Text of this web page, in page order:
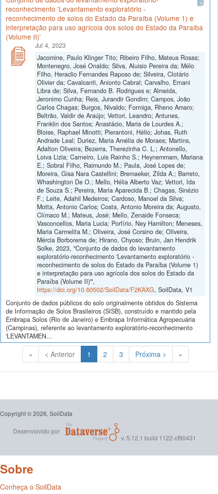
reconhecimento 'Levantamento exploratório -
reconhecimento de solos do Estado da Paraíba (Volume 1) e
interpretação para uso agrícola dos solos do Estado da Paraíba
(Volume II)'
Jul 4, 2023
Jacomine, Paulo Klinger Tito; Ribeiro Filho, Mateus Rosas;
Montenegro, José Onaldo; Silva, Aluisio Pereira da; Mélo
Filho, Heraclio Fernandes Raposo de; Silveira, Clotário
Olivier da; Cavalcanti, Anionto Cabral; Carvalho, Ernani
Libra de; Silva, Fernando B. Rodrigues e; Almeida,
Jeronimo Cunha; Reis, Jurandir Gondim; Campos, João
Carlos Chagas; Burgos, Nivaldo; Formiga, Rheno Amaro;
Beltrão, Valdir de Araújo; Vettori, Leandro; Antunes,
Franklin dos Santos; Anastácio, Maria de Lourdes A.;
Bloise, Raphael Minotti; Pierantoni, Hélio; Johas, Ruth
Andrade Leal; Duriez, Maria Amélia de Moraes; Martins,
Adalton Oliveira; Bezerra, Therezinha C. L.; Antonello,
Loiva Lizia; Carneiro, Luis Rainho S.; Heynemmam, Mariana
E.; Sobral Filho, Raimundo M.; Paula, José Lopes de;
Moreira, Gisa Nara Castellini; Bremaeker, Zilda A.; Barreto,
Whashington De O.; Mello, Hélia Alberto Vaz; Vettori, Ida
de Souza S.; Pereira, Maria Aparecida B.; Chagas, Sinézio
F.; Leite, Adahil Medeiros; Cardoso, Manoel da Silva;
Motta, Antonio Carlos; Costa, Antonio Moreira da; Augusto,
Clímaco M.; Mateus, José; Mello, Zenaide Fonseca;
Vasconcellos, Maria Lucia; Porfírio, Ney Hamilton; Meneses,
Maria Carmelita M.; Oliveira, José Corsino de; Oliveira,
Mércia Borborema de; Hirano, Chyoso; Bruin, Jan Hendrik
Solke, 2023, "Conjunto de dados do levantamento
exploratório-reconhecimento 'Levantamento exploratório -
reconhecimento de solos do Estado da Paraíba (Volume 1)
e interpretação para uso agrícola dos solos do Estado da
Paraíba (Volume II)'",
https://doi.org/10.60502/SoilData/F2KAXG, SoilData, V1
Conjunto de dados públicos do solo originalmente obtidos do Sistema
de Informação de Solos Brasileiros (SISB), construído e mantido pela
Embrapa Solos (Rio de Janeiro) e Embrapa Informática Agropecuária
(Campinas), referente ao levantamento exploratório-reconhecimento
'LEVANTAMEN...
« < Anterior 1 (Atual)
2 3 Próxima > »
Copyright © 2026, SoilData
Desenvolvido por
v. 5.12.1 build 1122-cf90431
Sobre
Conheça o SoilData